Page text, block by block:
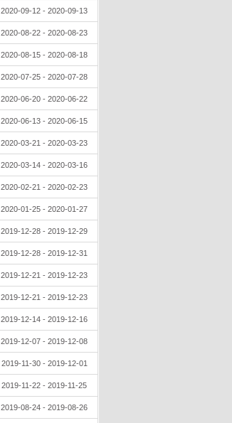
2020-09-12 - 2020-09-13
2020-08-22 - 2020-08-23
2020-08-15 - 2020-08-18
2020-07-25 - 2020-07-28
2020-06-20 - 2020-06-22
2020-06-13 - 2020-06-15
2020-03-21 - 2020-03-23
2020-03-14 - 2020-03-16
2020-02-21 - 2020-02-23
2020-01-25 - 2020-01-27
2019-12-28 - 2019-12-29
2019-12-28 - 2019-12-31
2019-12-21 - 2019-12-23
2019-12-21 - 2019-12-23
2019-12-14 - 2019-12-16
2019-12-07 - 2019-12-08
2019-11-30 - 2019-12-01
2019-11-22 - 2019-11-25
2019-08-24 - 2019-08-26